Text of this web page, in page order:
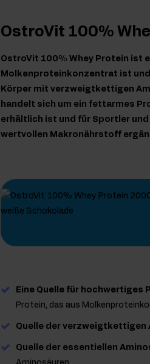
OstroVit 100%
OstroVit 100% Whey Protein ist
Molkenproteinkonzentrat ist
Körper mit verzweigtkettigen
handelt sich um ein fettarmes
erhältlich ist und für Sportler
wertvollen Makronährstoff
Eine Quelle für hochwertiges
Protein, das aus
Quelle der verzweigtkettigen
Quelle der essentiellen